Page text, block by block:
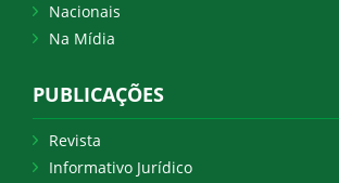
Nacionais
Na Mídia
PUBLICAÇÕES
Revista
Informativo Jurídico